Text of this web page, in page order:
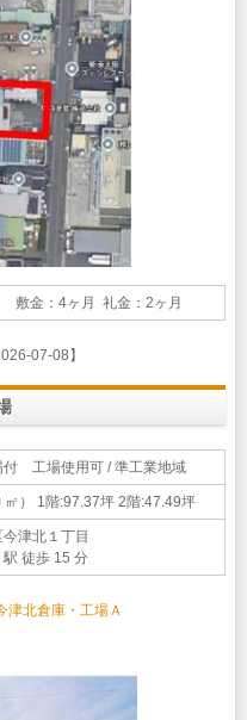
敷金：4ヶ月 礼金：2ヶ月
07-08】
工場使用可 / 準工業地域
） 1階:97.37坪 2階:47.49坪
津北１丁目
徒歩 15 分
津北倉庫・工場Ａ